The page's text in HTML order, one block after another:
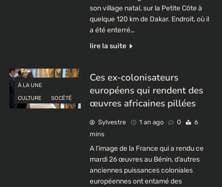
son village natal, sur la Petite Côte à
quelque 120 km de Dakar. Endroit, où il
a été enterré…
lire la suite
À LA UNE
CULTURE
SOCÉTÉ
Ces ex-colonisateurs
européens qui rendent des
œuvres africaines pillées
Sylvestre 1 an ago 0
6
mins
A l’image de la France qui a rendu ce
mardi 26 œuvres au Bénin, d’autres
anciennes puissances coloniales
européennes ont entamé des